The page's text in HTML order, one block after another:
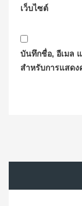
เว็บไซต์
บันทึกชื่อ, อีเมล
สำหรับการแสดง